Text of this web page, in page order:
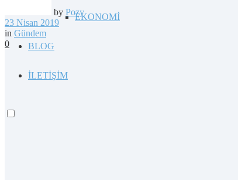
EKONOMİ
BLOG
İLETİŞİM
by Pozy
23 Nisan 2019
in Gündem
0